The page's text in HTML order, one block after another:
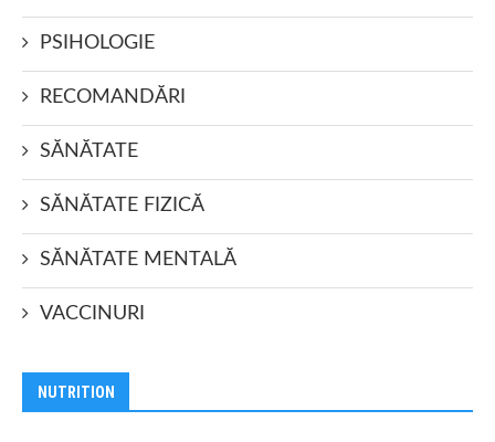
PSIHOLOGIE
RECOMANDĂRI
SĂNĂTATE
SĂNĂTATE FIZICĂ
SĂNĂTATE MENTALĂ
VACCINURI
NUTRITION